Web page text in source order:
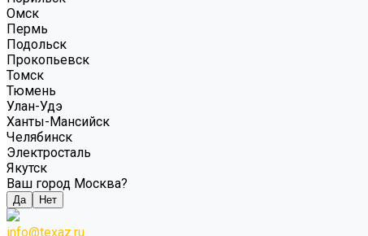
Омск
Пермь
Подольск
Прокопьевск
Томск
Тюмень
Улан-Удэ
Ханты-Мансийск
Челябинск
Электросталь
Якутск
Ваш город Москва?
Да Нет
info@texaz.ru